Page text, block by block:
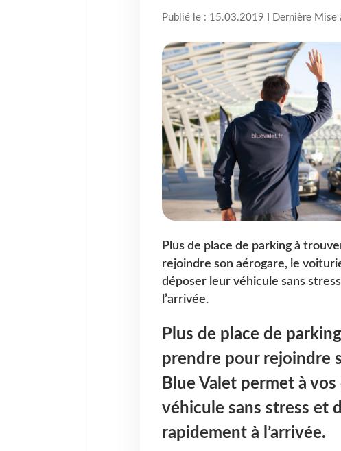
Publié le : 15.03.2019 I Dernière
Plus de place de parking à
rejoindre son aérogare, le
déposer leur véhicule sans
l’arrivée.
Plus de place de
prendre pour rejoindre
Blue Valet permet à
véhicule sans stress et
rapidement à l’arrivée.